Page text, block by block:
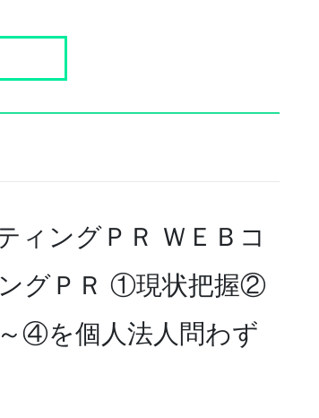
ィングＰＲ ＷＥＢコ
グＰＲ ①現状把握②
④を個人法人問わず